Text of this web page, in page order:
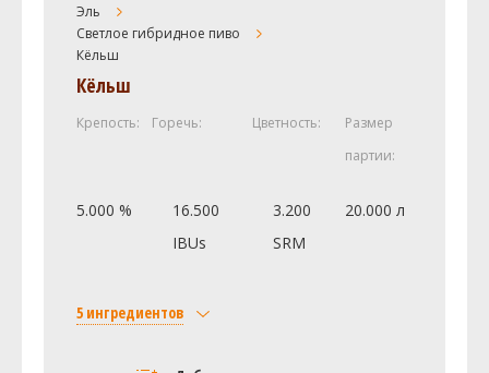
Эль
Светлое гибридное пиво
Кёльш
Кёльш
Крепость: Горечь: Цветность:
Размер
партии:
5.000 %
16.500
IBUs
3.200
SRM
20.000 л
5 ингредиентов